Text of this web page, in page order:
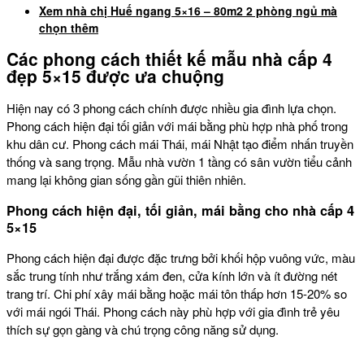
Xem nhà chị Huế ngang 5×16 – 80m2 2 phòng ngủ mà
chọn thêm
Các phong cách thiết kế mẫu nhà cấp 4
đẹp 5×15 được ưa chuộng
Hiện nay có 3 phong cách chính được nhiều gia đình lựa chọn.
Phong cách hiện đại tối giản với mái bằng phù hợp nhà phố trong
khu dân cư. Phong cách mái Thái, mái Nhật tạo điểm nhấn truyền
thống và sang trọng. Mẫu nhà vườn 1 tầng có sân vườn tiểu cảnh
mang lại không gian sống gần gũi thiên nhiên.
Phong cách hiện đại, tối giản, mái bằng cho nhà cấp 4
5×15
Phong cách hiện đại được đặc trưng bởi khối hộp vuông vức, màu
sắc trung tính như trắng xám đen, cửa kính lớn và ít đường nét
trang trí. Chi phí xây mái bằng hoặc mái tôn thấp hơn 15-20% so
với mái ngói Thái. Phong cách này phù hợp với gia đình trẻ yêu
thích sự gọn gàng và chú trọng công năng sử dụng.